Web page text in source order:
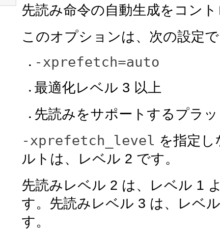
先読み命令の自動生成をコン
このオプションは、次の設定
-xprefetch=auto
最適化レベル 3 以上
先読みをサポートするプラ
-xprefetch_level を指定
ルトは、レベル 2 です。
先読みレベル 2 は、レベル 1
す。先読みレベル 3 は、レベ
す。